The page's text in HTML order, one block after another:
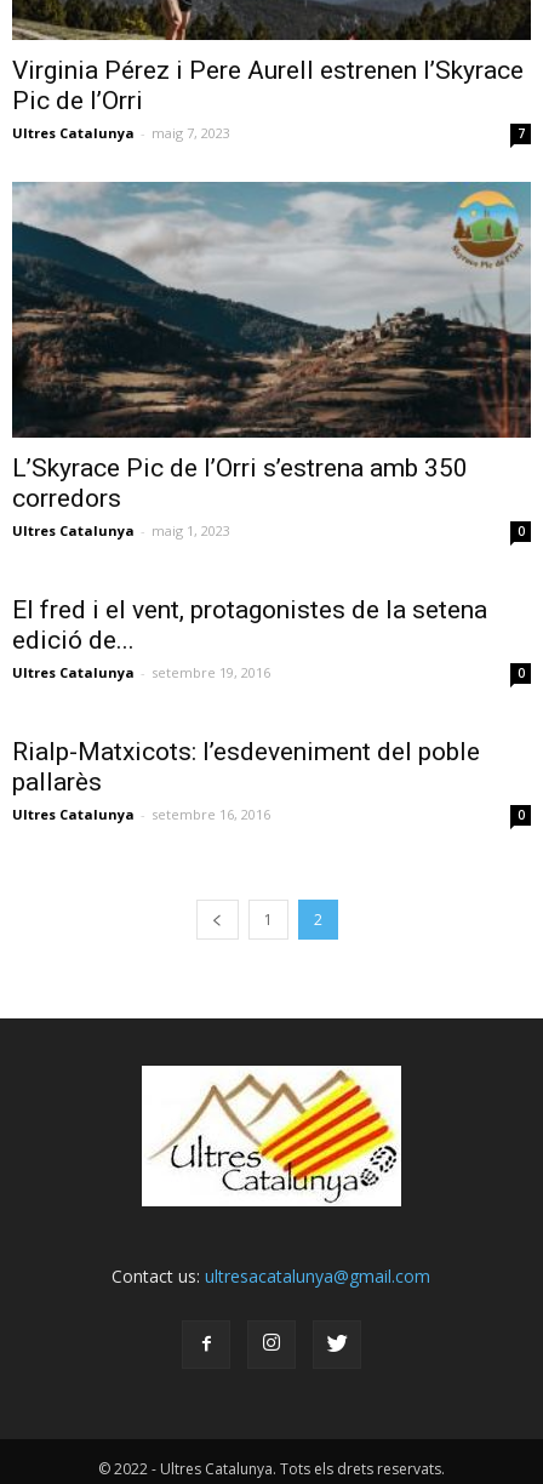
Virginia Pérez i Pere Aurell estrenen l’Skyrace
Pic de l’Orri
Ultres Catalunya - maig 7, 2023 7
L’Skyrace Pic de l’Orri s’estrena amb 350
corredors
Ultres Catalunya - maig 1, 2023 0
El fred i el vent, protagonistes de la setena
edició de...
Ultres Catalunya - setembre 19, 2016 0
Rialp-Matxicots: l’esdeveniment del poble
pallarès
Ultres Catalunya - setembre 16, 2016 0
1 2
Contact us:ultresacatalunya@gmail.com
© 2022 - Ultres Catalunya. Tots els drets reservats.